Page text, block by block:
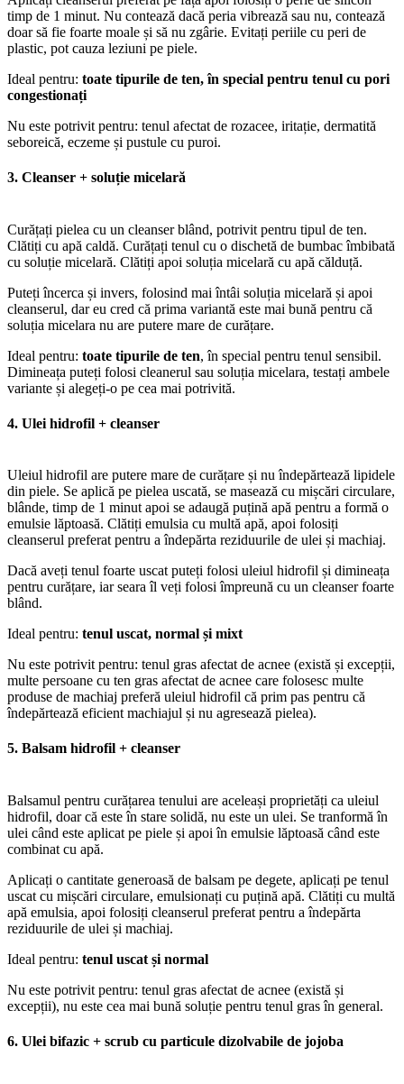
timp de 1 minut. Nu contează dacă peria vibrează sau nu, contează
doar să fie foarte moale și să nu zgârie. Evitați periile cu peri de
plastic, pot cauza leziuni pe piele.
Ideal pentru: toate tipurile de ten, în special pentru tenul cu pori
congestionați
Nu este potrivit pentru: tenul afectat de rozacee, iritație, dermatită
seboreică, eczeme și pustule cu puroi.
3. Cleanser + soluție micelară
Curățați pielea cu un cleanser blând, potrivit pentru tipul de ten.
Clătiți cu apă caldă. Curățați tenul cu o dischetă de bumbac îmbibată
cu soluție micelară. Clătiți apoi soluția micelară cu apă călduță.
Puteți încerca și invers, folosind mai întâi soluția micelară și apoi
cleanserul, dar eu cred că prima variantă este mai bună pentru că
soluția micelara nu are putere mare de curățare.
Ideal pentru: toate tipurile de ten, în special pentru tenul sensibil.
Dimineața puteți folosi cleanerul sau soluția micelara, testați ambele
variante și alegeți-o pe cea mai potrivită.
4. Ulei hidrofil + cleanser
Uleiul hidrofil are putere mare de curățare și nu îndepărtează lipidele
din piele. Se aplică pe pielea uscată, se masează cu mișcări circulare,
blânde, timp de 1 minut apoi se adaugă puțină apă pentru a formă o
emulsie lăptoasă. Clătiți emulsia cu multă apă, apoi folosiți
cleanserul preferat pentru a îndepărta reziduurile de ulei și machiaj.
Dacă aveți tenul foarte uscat puteți folosi uleiul hidrofil și dimineața
pentru curățare, iar seara îl veți folosi împreună cu un cleanser foarte
blând.
Ideal pentru: tenul uscat, normal și mixt
Nu este potrivit pentru: tenul gras afectat de acnee (există și excepții,
multe persoane cu ten gras afectat de acnee care folosesc multe
produse de machiaj preferă uleiul hidrofil că prim pas pentru că
îndepărtează eficient machiajul și nu agresează pielea).
5. Balsam hidrofil + cleanser
Balsamul pentru curățarea tenului are aceleași proprietăți ca uleiul
hidrofil, doar că este în stare solidă, nu este un ulei. Se tranformă în
ulei când este aplicat pe piele și apoi în emulsie lăptoasă când este
combinat cu apă.
Aplicați o cantitate generoasă de balsam pe degete, aplicați pe tenul
uscat cu mișcări circulare, emulsionați cu puțină apă. Clătiți cu multă
apă emulsia, apoi folosiți cleanserul preferat pentru a îndepărta
reziduurile de ulei și machiaj.
Ideal pentru: tenul uscat și normal
Nu este potrivit pentru: tenul gras afectat de acnee (există și
excepții), nu este cea mai bună soluție pentru tenul gras în general.
6. Ulei bifazic + scrub cu particule dizolvabile de jojoba